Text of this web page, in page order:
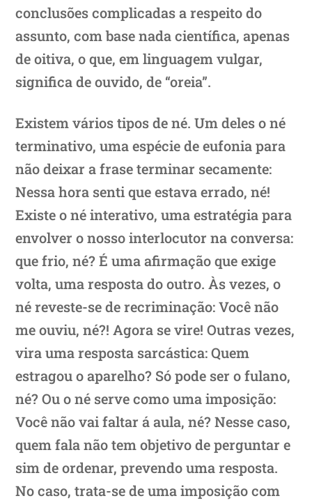
conclusões complicadas a respeito do
assunto, com base nada científica, apenas
de oitiva, o que, em linguagem vulgar,
significa de ouvido, de “oreia”.
Existem vários tipos de né. Um deles o né
terminativo, uma espécie de eufonia para
não deixar a frase terminar secamente:
Nessa hora senti que estava errado, né!
Existe o né interativo, uma estratégia para
envolver o nosso interlocutor na conversa:
que frio, né? É uma afirmação que exige
volta, uma resposta do outro. Às vezes, o
né reveste-se de recriminação: Você não
me ouviu, né?! Agora se vire! Outras vezes,
vira uma resposta sarcástica: Quem
estragou o aparelho? Só pode ser o fulano,
né? Ou o né serve como uma imposição:
Você não vai faltar á aula, né? Nesse caso,
quem fala não tem objetivo de perguntar e
sim de ordenar, prevendo uma resposta.
No caso, trata-se de uma imposição com